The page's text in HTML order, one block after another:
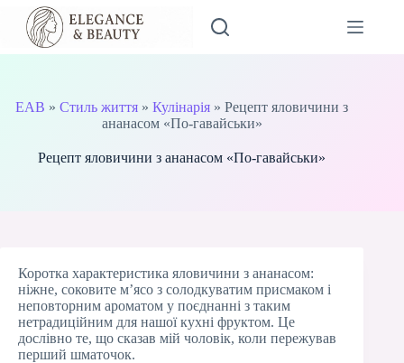
Перейти
вмісту
EAB »Стиль життя »Кулінарія »Рецепт яловичини з
ананасом «По-гавайськи»
Рецепт яловичини з ананасом «По-гавайськи»
Коротка характеристика яловичини з ананасом:
ніжне, соковите м’ясо з солодкуватим присмаком і
неповторним ароматом у поєднанні з таким
нетрадиційним для нашої кухні фруктом. Це
дослівно те, що сказав мій чоловік, коли пережував
перший шматочок.